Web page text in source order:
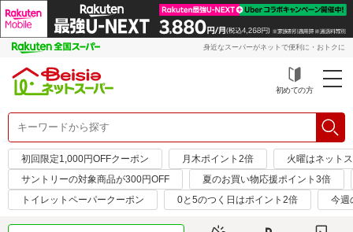
身近なスーパーがネットで便利に・おトクに
初めての方
初回限定1,000円OFFクーポン 月木ポイント2倍
火曜はネット
サントリーの対象商品が300円OFF
夏のお買い物応援ポイント3倍
トイレットペーパークーポン
0と5のつく日はポイント2倍 今週